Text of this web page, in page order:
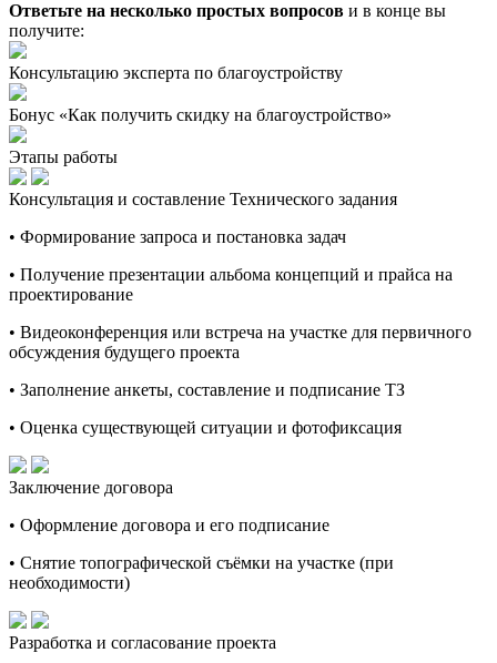
Ответьте на несколько простых вопросов и в конце вы
получите:
Консультацию эксперта по благоустройству
Бонус «Как получить скидку на благоустройство»
Этапы работы
Консультация и составление Технического задания
• Формирование запроса и постановка задач
• Получение презентации альбома концепций и прайса на
проектирование
• Видеоконференция или встреча на участке для первичного
обсуждения будущего проекта
• Заполнение анкеты, составление и подписание ТЗ
• Оценка существующей ситуации и фотофиксация
Заключение договора
• Оформление договора и его подписание
• Снятие топографической съёмки на участке (при
необходимости)
Разработка и согласование проекта